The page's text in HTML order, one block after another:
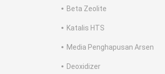
Beta Zeolite
Katalis HTS
Media Penghapusan Arsen
Deoxidizer